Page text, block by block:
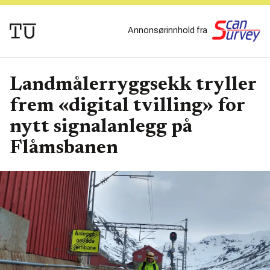
Annonsørinnhold fra
Landmålerryggsekk tryller
frem «digital tvilling» for
nytt signalanlegg på
Flåmsbanen